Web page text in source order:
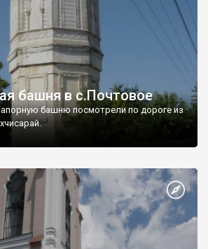
башня в с.Почтовое
башню посмотрели по дороге из